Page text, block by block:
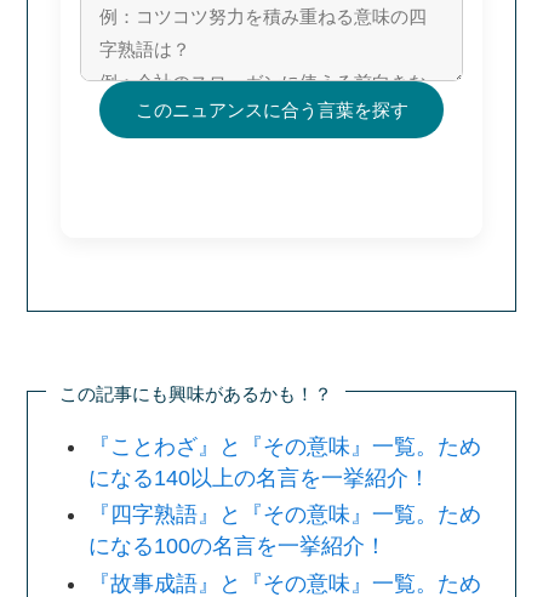
このニュアンスに合う言葉を探す
この記事にも興味があるかも！？
『ことわざ』と『その意味』一覧。ため
になる140以上の名言を一挙紹介！
『四字熟語』と『その意味』一覧。ため
になる100の名言を一挙紹介！
『故事成語』と『その意味』一覧。ため